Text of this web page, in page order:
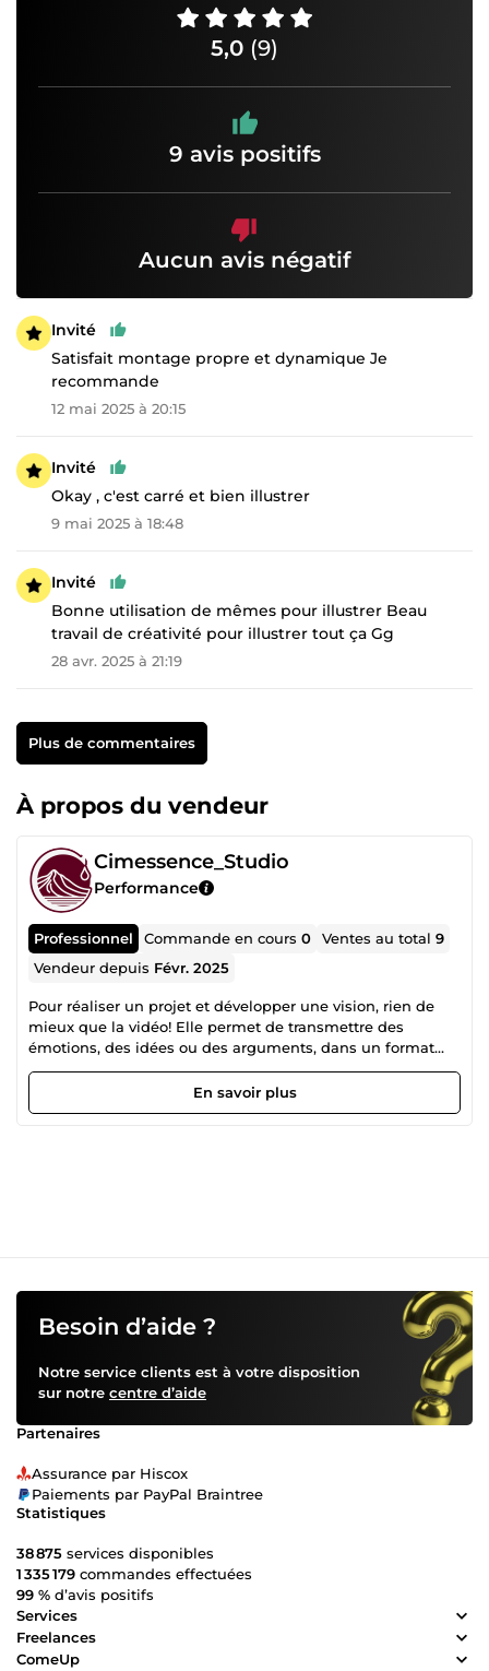
5,0 (9)
9 avis positifs
Aucun avis négatif
Invité
Satisfait montage propre et dynamique Je
recommande
12 mai 2025 à 20:15
Invité
Okay , c'est carré et bien illustrer
9 mai 2025 à 18:48
Invité
Bonne utilisation de mêmes pour illustrer Beau
travail de créativité pour illustrer tout ça Gg
28 avr. 2025 à 21:19
Plus de commentaires
À propos du vendeur
Cimessence_Studio
Performance
Professionnel Commande en cours0 Ventes au total9
Vendeur depuis Févr. 2025
Pour réaliser un projet et développer une vision, rien de
mieux que la vidéo! Elle permet de transmettre des
émotions, des idées ou des arguments, dans un format
captivant et concis, en faisant l'outil idéal de la
communication moderne. Mais le format vidéo demande
également du temps, de l'expérience et des compétences
En savoir plus
Besoin d’aide ?
Notre service clients est à votre disposition
sur notre centre d’aide
Partenaires
Assurance par Hiscox
Paiements par PayPal Braintree
Statistiques
38 875 services disponibles
1 335 179 commandes effectuées
99 % d’avis positifs
Services
Freelances
ComeUp